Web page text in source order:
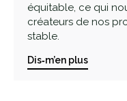
équitable, ce qui
créateurs de nos
stable.
Dis‑m’en plus